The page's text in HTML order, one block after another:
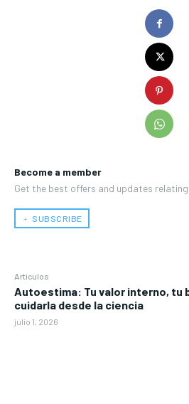
Become a member
Get the best offers and updates
﹢ SUBSCRIBE
Artículos
Autoestima: Tu valor interno, tu
cuidarla desde la ciencia
julio 1, 2026